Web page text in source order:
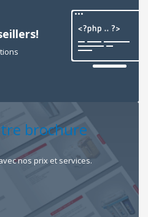
brochure
nos prix et services.